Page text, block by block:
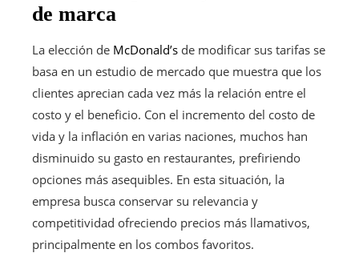
de marca
La elección de McDonald’s de modificar sus tarifas se
basa en un estudio de mercado que muestra que los
clientes aprecian cada vez más la relación entre el
costo y el beneficio. Con el incremento del costo de
vida y la inflación en varias naciones, muchos han
disminuido su gasto en restaurantes, prefiriendo
opciones más asequibles. En esta situación, la
empresa busca conservar su relevancia y
competitividad ofreciendo precios más llamativos,
principalmente en los combos favoritos.